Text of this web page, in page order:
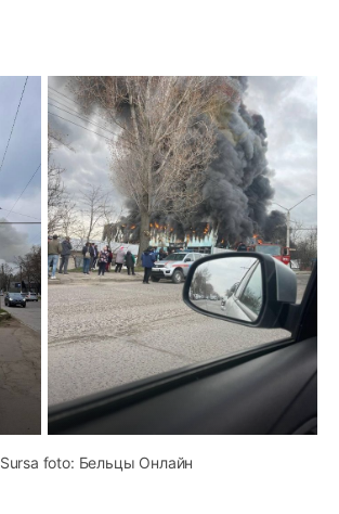
Sursa foto: Бельцы Онлайн